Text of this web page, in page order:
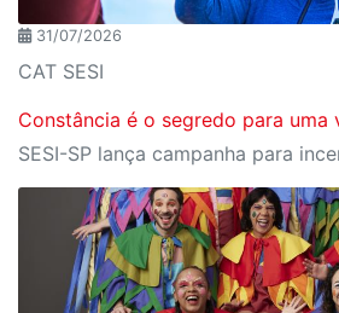
31/07/2026
CAT SESI
Constância é o segredo para uma